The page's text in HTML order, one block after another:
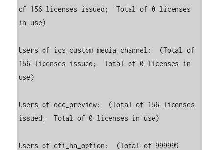
of 156 licenses issued;  Total of 0 licenses
in use)
Users of ics_custom_media_channel:  (Total of
156 licenses issued;  Total of 0 licenses in
use)
Users of occ_preview:  (Total of 156 licenses
issued;  Total of 0 licenses in use)
Users of cti_ha_option:  (Total of 999999